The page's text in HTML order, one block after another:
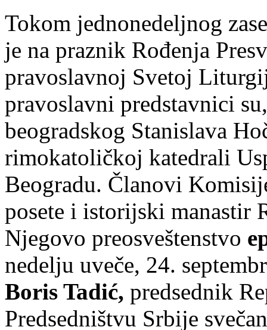
Tokom jednonedeljnog
je na praznik Rođenja
pravoslavnoj Svetoj
pravoslavni predstavnici
beogradskog Stanislava
rimokatoličkoj katedrali
Beogradu. Članovi
posete i istorijski manastir
Njegovo preosveštenstvo
nedelju uveče, 24.
Boris Tadić, predsednik
Predsedništvu Srbije